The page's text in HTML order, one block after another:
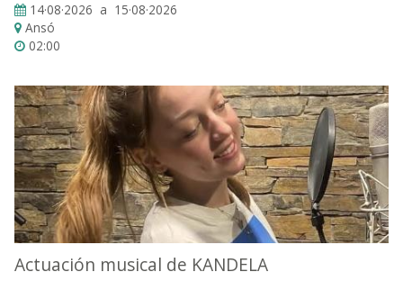
14·08·2026 a 15·08·2026
Ansó
02:00
Actuación musical de KANDELA